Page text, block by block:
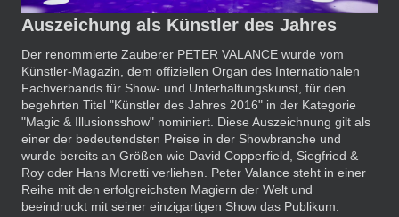
Auszeichung als Künstler des Jahres
Der renommierte Zauberer PETER VALANCE wurde vom
Künstler-Magazin, dem offiziellen Organ des Internationalen
Fachverbands für Show- und Unterhaltungskunst, für den
begehrten Titel "Künstler des Jahres 2016" in der Kategorie
"Magic & Illusionsshow" nominiert. Diese Auszeichnung gilt als
einer der bedeutendsten Preise in der Showbranche und
wurde bereits an Größen wie David Copperfield, Siegfried &
Roy oder Hans Moretti verliehen. Peter Valance steht in einer
Reihe mit den erfolgreichsten Magiern der Welt und
beeindruckt mit seiner einzigartigen Show das Publikum.